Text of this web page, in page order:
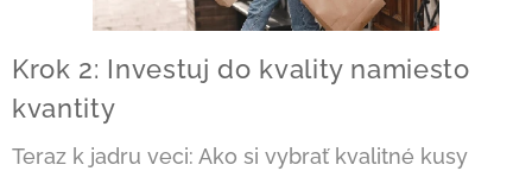
Krok 2: Investuj do kvality namiesto
kvantity
Teraz k jadru veci: Ako si vybrať kvalitné kusy